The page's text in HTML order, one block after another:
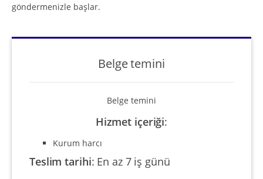
göndermenizle başlar.
Belge temini
Belge temini
Hizmet içeriği:
Kurum harcı
Teslim tarihi: En az 7 iş günü